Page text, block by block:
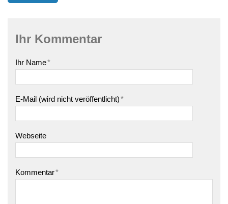
Ihr Kommentar
Ihr Name*
E-Mail (wird nicht veröffentlicht)*
Webseite
Kommentar*